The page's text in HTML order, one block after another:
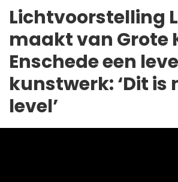
Lichtvoorstelling
maakt van Grote
Enschede een
kunstwerk: ‘Dit is
level’